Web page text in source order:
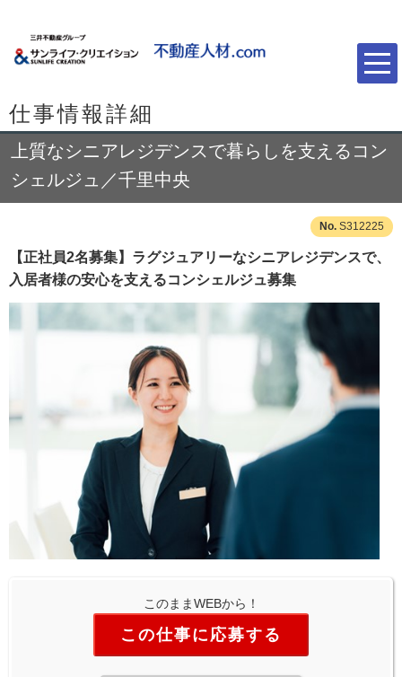
仕事情報詳細
上質なシニアレジデンスで暮らしを支えるコン
シェルジュ／千里中央
S312225
【正社員2名募集】ラグジュアリーなシニアレジデンスで、
入居者様の安心を支えるコンシェルジュ募集
このままWEBから！
この仕事に応募する